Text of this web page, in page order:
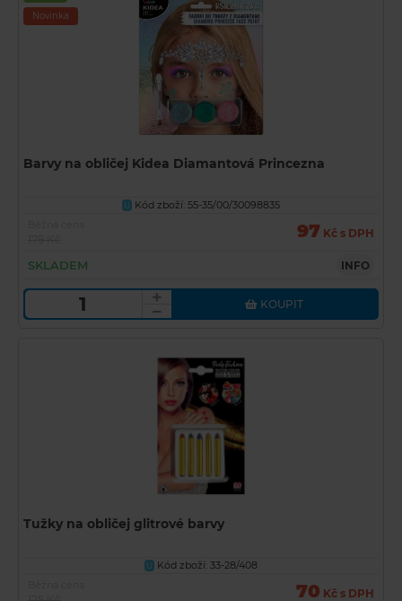
Novinka
Barvy na obličej Kidea Diamantová Princezna
U
Kód zboží: 55-35/00/30098835
97 Kč s DPH
SKLADEM INFO
KOUPIT
Tužky na obličej glitrové barvy
U
Kód zboží: 33-28/408
70 Kč s DPH